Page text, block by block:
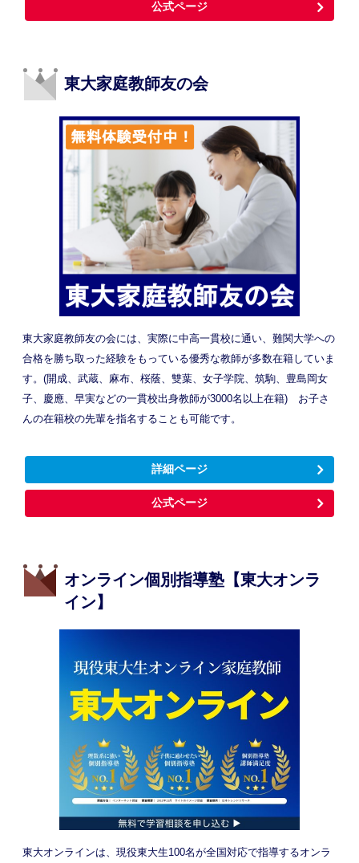
公式ページ
東大家庭教師友の会
東大家庭教師友の会には、実際に中高一貫校に通い、難関大学への
合格を勝ち取った経験をもっている優秀な教師が多数在籍していま
す。(開成、武蔵、麻布、桜蔭、雙葉、女子学院、筑駒、豊島岡女
子、慶應、早実などの一貫校出身教師が3000名以上在籍) お子さ
んの在籍校の先輩を指名することも可能です。
詳細ページ
公式ページ
オンライン個別指導塾【東大オンラ
イン】
東大オンラインは、現役東大生100名が全国対応で指導するオンラ